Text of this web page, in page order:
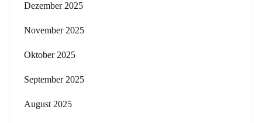
Dezember 2025
November 2025
Oktober 2025
September 2025
August 2025